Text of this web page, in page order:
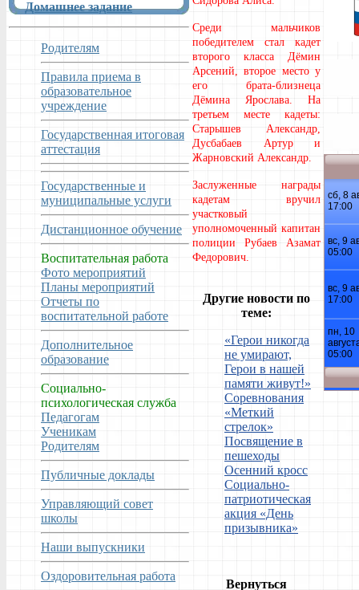
Домашнее задание
Родителям
Правила приема в
образовательное
учреждение
Государственная итоговая
аттестация
Государственные и
муниципальные услуги
Дистанционное обучение
Воспитательная работа
Фото мероприятий
Планы мероприятий
Отчеты по
воспитательной работе
Дополнительное
образование
Социально-
психологическая служба
Педагогам
Ученикам
Родителям
Публичные доклады
Управляющий совет
школы
Наши выпускники
Оздоровительная работа
Среди мальчиков
победителем стал кадет
второго класса Дёмин
Арсений, второе место у
его брата-близнеца
Дёмина Ярослава. На
третьем месте кадеты:
Старышев Александр,
Дусбабаев Артур и
Жарновский Александр.
Заслуженные награды
кадетам вручил
участковый
уполномоченный капитан
полиции Рубаев Азамат
Федорович.
Другие новости по
теме:
«Герои никогда
не умирают,
Герои в нашей
памяти живут!»
Соревнования
«Меткий
стрелок»
Посвящение в
пешеходы
Осенний кросс
Социально-
патриотическая
акция «День
призывника»
Вернуться